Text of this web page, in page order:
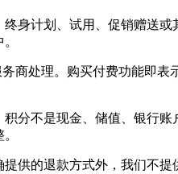
身计划、试用、促销赠送
商处理。购买付费功能即
分不是现金、储值、银行
供的退款方式外，我们不